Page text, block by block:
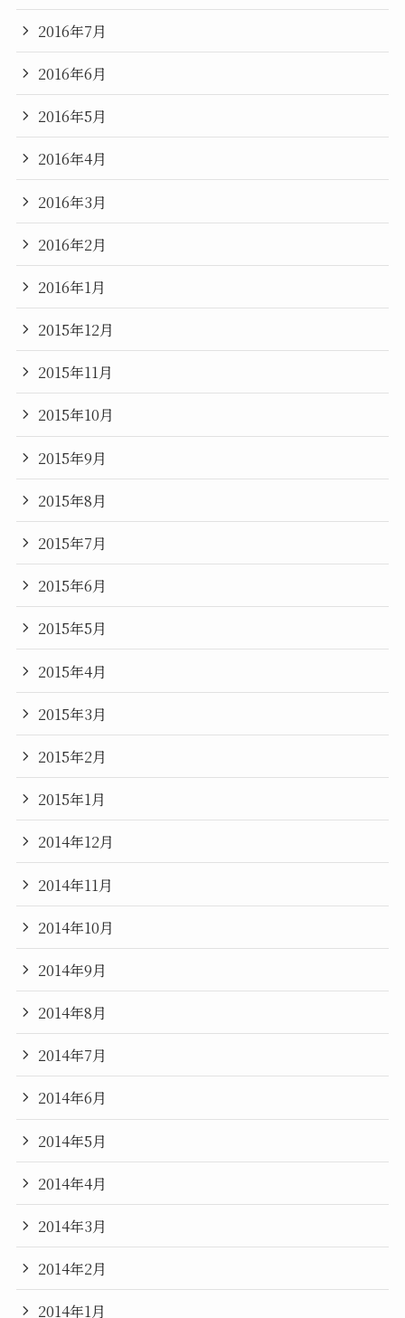
2016年7月
2016年6月
2016年5月
2016年4月
2016年3月
2016年2月
2016年1月
2015年12月
2015年11月
2015年10月
2015年9月
2015年8月
2015年7月
2015年6月
2015年5月
2015年4月
2015年3月
2015年2月
2015年1月
2014年12月
2014年11月
2014年10月
2014年9月
2014年8月
2014年7月
2014年6月
2014年5月
2014年4月
2014年3月
2014年2月
2014年1月